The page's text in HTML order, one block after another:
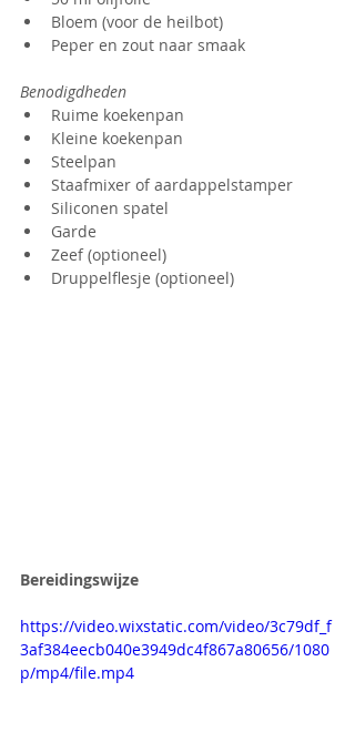
Bloem (voor de heilbot)
Peper en zout naar smaak
Benodigdheden
Ruime koekenpan
Kleine koekenpan
Steelpan
Staafmixer of aardappelstamper
Siliconen spatel
Garde
Zeef (optioneel)
Druppelflesje (optioneel)
Bereidingswijze
https://video.wixstatic.com/video/3c79df_f
3af384eecb040e3949dc4f867a80656/1080
p/mp4/file.mp4